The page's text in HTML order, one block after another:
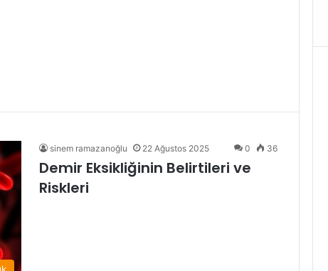
sinem ramazanoğlu 22 Ağustos 2025 0 36
Demir Eksikliğinin Belirtileri ve
Riskleri